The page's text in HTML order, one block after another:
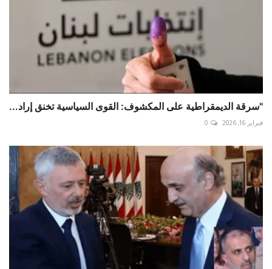
"سرقة الديمقراطية على المكشوف: القوى السياسية تخنق إراد...
فبراير 16, 2026 0